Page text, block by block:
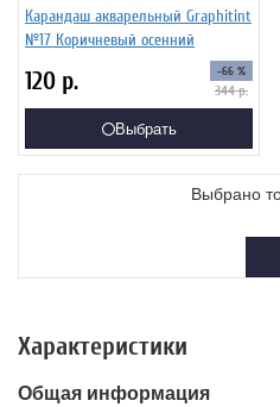
Карандаш акварельный Graphitint
№17 Коричневый осенний
120 р. -66 %
344р.
Выбрать
Выбрано
Характеристики
Общая информация